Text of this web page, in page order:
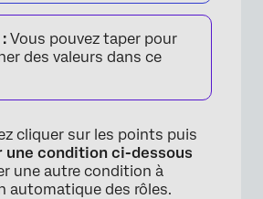
Vous pouvez taper pour
des valeurs dans ce
cliquer sur les points puis
une condition ci-dessous
une autre condition à
automatique des rôles.